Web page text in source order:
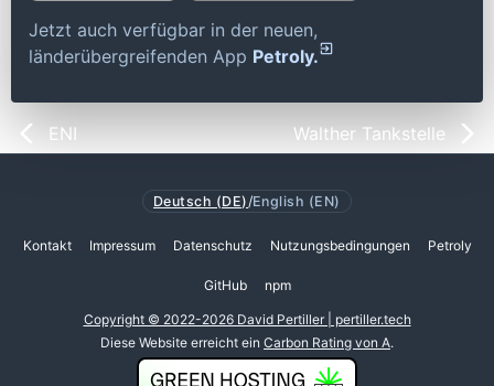
Jetzt auch verfügbar in der neuen,
länderübergreifenden App Petroly.
ENI Walther Tankstelle
Deutsch (DE) /English (EN)
Kontakt Impressum Datenschutz Nutzungsbedingungen Petroly
GitHub npm
Copyright © 2022-2026 David Pertiller | pertiller.tech
Diese Website erreicht ein Carbon Rating von A.